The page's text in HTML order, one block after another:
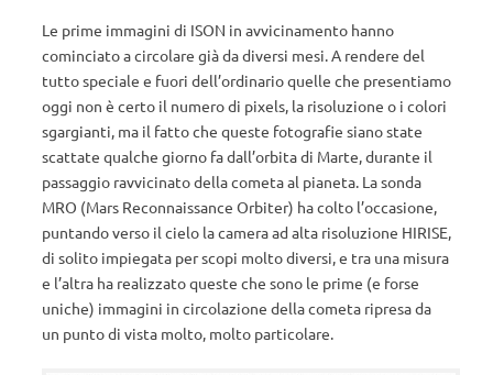
Le prime immagini di ISON in avvicinamento hanno
cominciato a circolare già da diversi mesi. A rendere del
tutto speciale e fuori dell’ordinario quelle che presentiamo
oggi non è certo il numero di pixels, la risoluzione o i colori
sgargianti, ma il fatto che queste fotografie siano state
scattate qualche giorno fa dall’orbita di Marte, durante il
passaggio ravvicinato della cometa al pianeta. La sonda
MRO (Mars Reconnaissance Orbiter) ha colto l’occasione,
puntando verso il cielo la camera ad alta risoluzione HIRISE,
di solito impiegata per scopi molto diversi, e tra una misura
e l’altra ha realizzato queste che sono le prime (e forse
uniche) immagini in circolazione della cometa ripresa da
un punto di vista molto, molto particolare.